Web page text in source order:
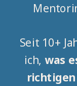
Seit 10+
ich, was
richtigen